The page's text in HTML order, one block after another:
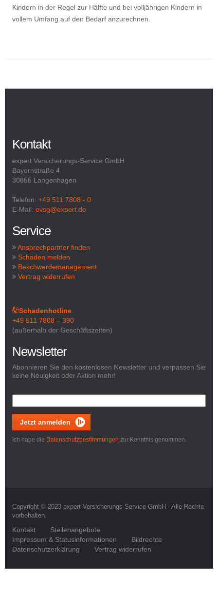
Kindern in der Regel zur Hälfte und bei volljährigen Kindern in
vollem Umfang auf den Bedarf anzurechnen.
Kontakt
expert Versicherungs-Service GmbH
Bayernstraße 4
30855 Langenhagen
Telefon: +49 511 7808 - 0
E-Mail: evsg@expert.de
Service
Ansprechpartner finden
Schaden melden
Beschwerdemanagement
Vertrag widerrufen
Schadenhotline
+49 511 7808 – 390
(außerhalb der Geschäftszeiten)
Newsletter
Abonnieren Sie den kostenlosen Newsletter und verpassen Sie
keine Neuigkeit oder Aktion mehr!
Jetzt anmelden
Ich habe die Datenschutzbestimmungen zur Kenntnis genommen.
Copyright © 2023 expert Versicherungs-Service GmbH - Alle Rechte
vorbehalten.
Kontakt
Stellenangebote
Impressum & Statusinformationen
Bildrechte
Datenschutzerklärung
Vertrag widerrufen